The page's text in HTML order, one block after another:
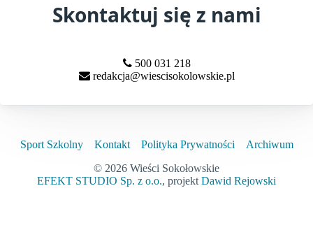
Skontaktuj się z nami
500 031 218
redakcja@wiescisokolowskie.pl
Sport Szkolny Kontakt Polityka Prywatności
Archiwum
© 2026 Wieści Sokołowskie
EFEKT STUDIO Sp. z o.o., projekt Dawid Rejowski